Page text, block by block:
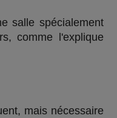
salle spécialement
comme l'explique
mais nécessaire